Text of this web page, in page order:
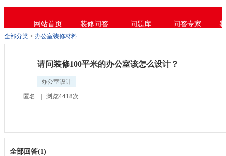
网站首页 装修问答 问题库 问答专家
全部分类 > 办公室装修材料
请问装修100平米的办公室该怎么设计？
办公室设计
匿名
| 浏览4418次
全部回答(1)